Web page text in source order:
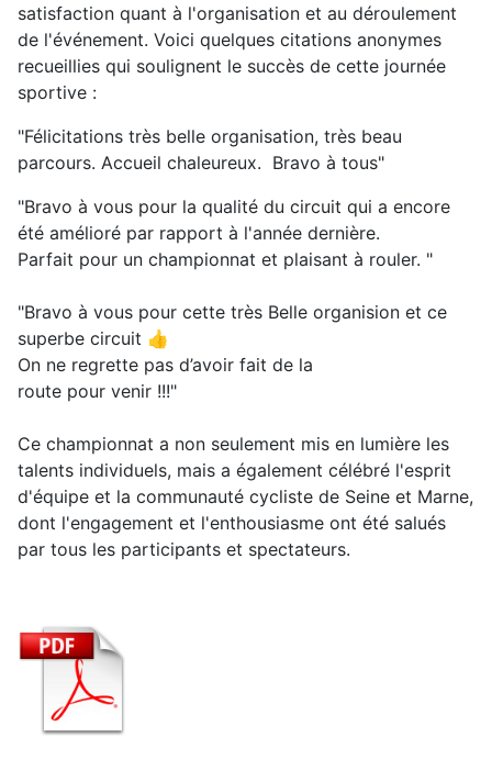
satisfaction quant à l'organisation et au déroulement
de l'événement. Voici quelques citations anonymes
recueillies qui soulignent le succès de cette journée
sportive :
"Félicitations très belle organisation, très beau
parcours. Accueil chaleureux. Bravo à tous"
"Bravo à vous pour la qualité du circuit qui a encore
été amélioré par rapport à l'année dernière.
Parfait pour un championnat et plaisant à rouler. "
"Bravo à vous pour cette très Belle organision et ce
superbe circuit 👍
On ne regrette pas d’avoir fait de la
route pour venir !!!"
Ce championnat a non seulement mis en lumière les
talents individuels, mais a également célébré l'esprit
d'équipe et la communauté cycliste de Seine et Marne,
dont l'engagement et l'enthousiasme ont été salués
par tous les participants et spectateurs.